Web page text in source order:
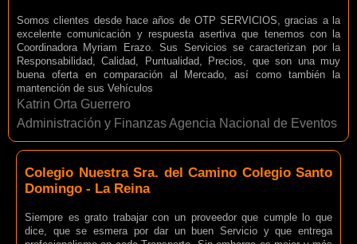
Somos clientes desde hace años de OTP SERVICIOS, gracias a la
excelente comunicación y respuesta asertiva que tenemos con la
Coordinadora Myriam Erazo. Sus Servicios se caracterizan por la
Responsabilidad, Calidad, Puntualidad, Precios, que son una muy
buena oferta en comparación al Mercado, así como también la
mantención de sus Vehículos
Katrin Orta Guerrero
Administración y Finanzas Agencia Nacional de Eventos
Colegio Nuestra Sra. del Camino Colegio Santo
Domingo - La Reina
Siempre es grato trabajar con un proveedor que cumple lo que
dice, que se esmera por dar un buen Servicio y que entrega